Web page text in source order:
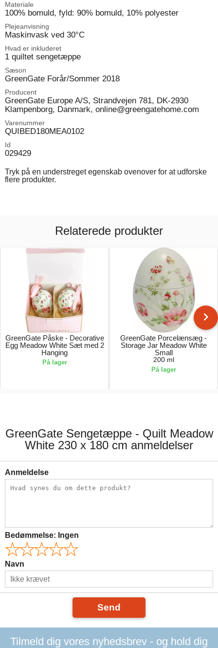
Materiale
100% bomuld, fyld: 90% bomuld, 10% polyester
Plejeanvisning
Maskinvask ved 30°C
Hvad er inkluderet
1 quiltet sengetæppe
Sæson
GreenGate Forår/Sommer 2018
Producent
GreenGate Europe A/S, Strandvejen 781, DK-2930
Klampenborg, Danmark, online@greengatehome.com
Varenummer
QUIBED180MEA0102
Id
029429
Tryk på en understreget egenskab ovenover for at udforske
flere produkter.
Relaterede produkter
GreenGate Påske - Decorative
Egg Meadow White Sæt med 2
Hanging
På lager
GreenGate Porcelænsæg -
Storage Jar Meadow White
Small
200 ml
På lager
GreenGate Sengetæppe - Quilt Meadow
White 230 x 180 cm anmeldelser
Anmeldelse
Bedømmelse: Ingen
Navn
Send
Tilmeld dig vores nyhedsbrev - og hold dig